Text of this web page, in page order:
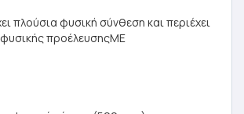
πλούσια φυσική σύνθεση και περιέχει
προέλευσηςΜΕ